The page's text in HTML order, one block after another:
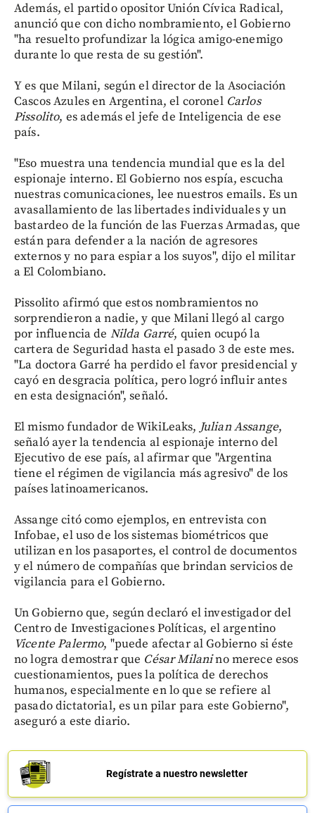
Además, el partido opositor Unión Cívica Radical,
anunció que con dicho nombramiento, el Gobierno
"ha resuelto profundizar la lógica amigo-enemigo
durante lo que resta de su gestión".
Y es que Milani, según el director de la Asociación
Cascos Azules en Argentina, el coronel Carlos
Pissolito, es además el jefe de Inteligencia de ese
país.
"Eso muestra una tendencia mundial que es la del
espionaje interno. El Gobierno nos espía, escucha
nuestras comunicaciones, lee nuestros emails. Es un
avasallamiento de las libertades individuales y un
bastardeo de la función de las Fuerzas Armadas, que
están para defender a la nación de agresores
externos y no para espiar a los suyos", dijo el militar
a El Colombiano.
Pissolito afirmó que estos nombramientos no
sorprendieron a nadie, y que Milani llegó al cargo
por influencia de Nilda Garré, quien ocupó la
cartera de Seguridad hasta el pasado 3 de este mes.
"La doctora Garré ha perdido el favor presidencial y
cayó en desgracia política, pero logró influir antes
en esta designación", señaló.
El mismo fundador de WikiLeaks, Julian Assange,
señaló ayer la tendencia al espionaje interno del
Ejecutivo de ese país, al afirmar que "Argentina
tiene el régimen de vigilancia más agresivo" de los
países latinoamericanos.
Assange citó como ejemplos, en entrevista con
Infobae, el uso de los sistemas biométricos que
utilizan en los pasaportes, el control de documentos
y el número de compañías que brindan servicios de
vigilancia para el Gobierno.
Un Gobierno que, según declaró el investigador del
Centro de Investigaciones Políticas, el argentino
Vicente Palermo, "puede afectar al Gobierno si éste
no logra demostrar que César Milanino merece esos
cuestionamientos, pues la política de derechos
humanos, especialmente en lo que se refiere al
pasado dictatorial, es un pilar para este Gobierno",
aseguró a este diario.
Regístrate a nuestro newsletter